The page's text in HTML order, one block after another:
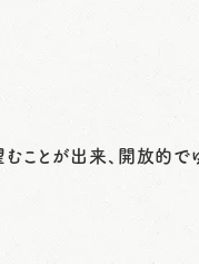
とが出来、開放的でゆ